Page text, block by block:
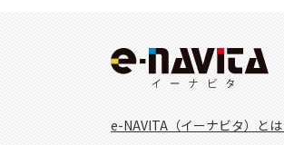
e-NAVITA（イーナビタ）とは